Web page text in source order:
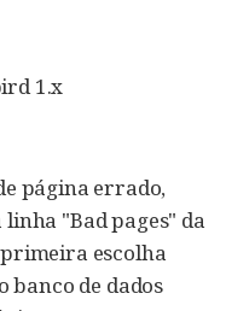
1.x
página errado,
"Bad pages" da
primeira escolha
de dados